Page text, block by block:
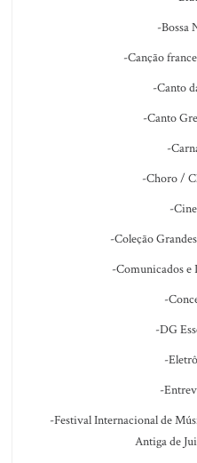
-Bossa
-Canção
-Canto
-Canto
-
-Choro /
-
-Coleção
-Comunicados e
-
-DG
-
-
-Festival Internacional de
Antiga de